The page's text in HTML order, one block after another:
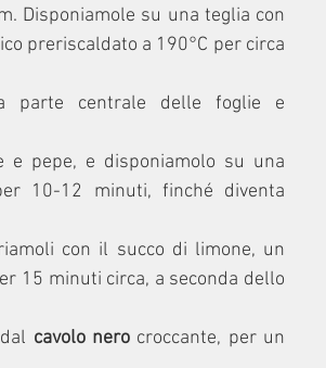
Disponiamole su una teglia con
preriscaldato a 190°C per circa
parte centrale delle foglie e
pepe, e disponiamolo su una
10-12 minuti, finché diventa
con il succo di limone, un
15 minuti circa, a seconda dello
cavolo nero croccante, per un